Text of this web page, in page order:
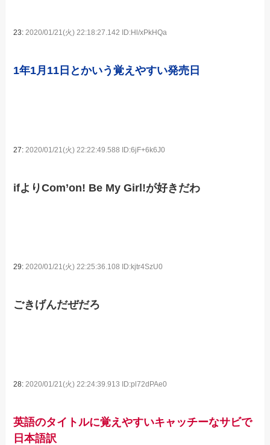
23:2020/01/21(火) 22:18:27.142 ID:Hl/xPkHQa
1年1月11日とかいう覚えやすい発売日
27: 2020/01/21(火) 22:22:49.588 ID:6jF+6k6J0
ifよりCom’on! Be My Girl!が好きだわ
29:2020/01/21(火) 22:25:36.108 ID:kjtr4SzU0
ごきげんだぜだろ
28:2020/01/21(火) 22:24:39.913 ID:pl72dPAe0
英語のタイトルに覚えやすいキャッチーなサビで
日本語訳